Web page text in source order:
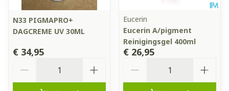
N33 PIGMAPRO+
DAGCREME UV 30ML
€ 34,95
Eucerin
Eucerin A/pigment
Reinigingsgel 400ml
€ 26,95